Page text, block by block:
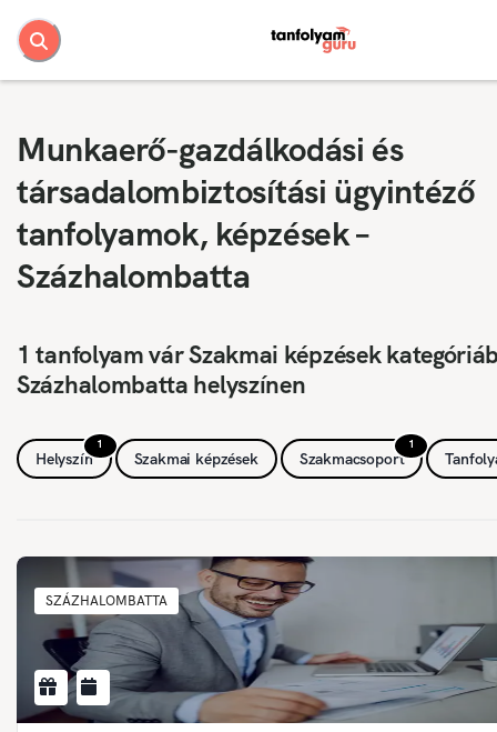
Munkaerő-gazdálkodási és
társadalombiztosítási ügyintéző
tanfolyamok, képzések –
Százhalombatta
1 tanfolyam vár Szakmai képzések
Százhalombatta helyszínen
1
Helyszín Szakmai képzések
1
Szakmacsoport
SZÁZHALOMBATTA